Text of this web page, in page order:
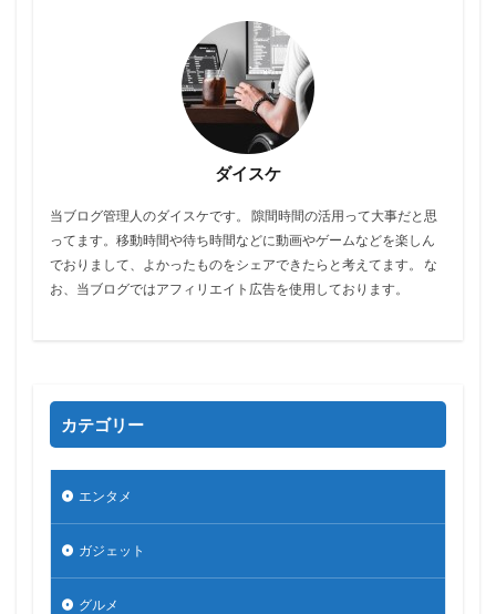
ダイスケ
当ブログ管理人のダイスケです。 隙間時間の活用って大事だと思
ってます。移動時間や待ち時間などに動画やゲームなどを楽しん
でおりまして、よかったものをシェアできたらと考えてます。 な
お、当ブログではアフィリエイト広告を使用しております。
カテゴリー
エンタメ
ガジェット
グルメ